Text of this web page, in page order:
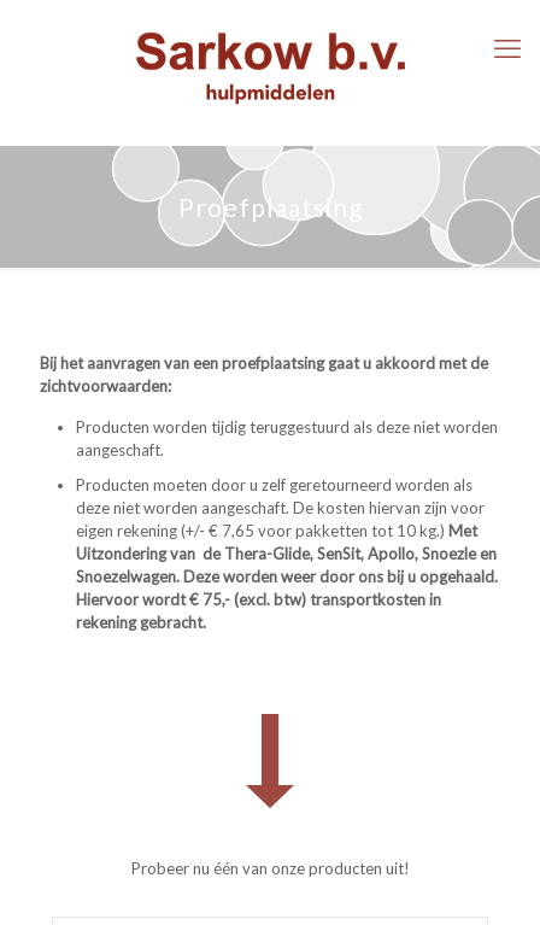
Proefplaatsing
Bij het aanvragen van een proefplaatsing gaat u akkoord met de
zichtvoorwaarden:
Producten worden tijdig teruggestuurd als deze niet worden
aangeschaft.
Producten moeten door u zelf geretourneerd worden als
deze niet worden aangeschaft. De kosten hiervan zijn voor
eigen rekening (+/- € 7,65 voor pakketten tot 10 kg.) Met
Uitzondering van de Thera-Glide, SenSit, Apollo, Snoezle en
Snoezelwagen. Deze worden weer door ons bij u opgehaald.
Hiervoor wordt € 75,- (excl. btw) transportkosten in
rekening gebracht.
Probeer nu één van onze producten uit!